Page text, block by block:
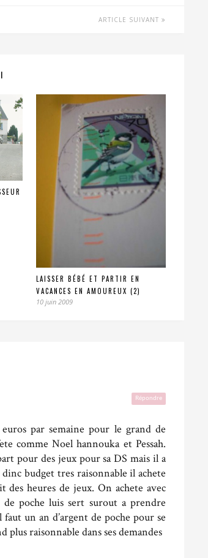
ARTICLE SUIVANT
LAISSER BÉBÉ ET PARTIR EN
VACANCES EN AMOUREUX (2)
10 juin 2009
Répondre
par semaine pour le grand de
comme Noel hannouka et Pessah.
pour des jeux pour sa DS mais il a
budget tres raisonnable il achete
des heures de jeux. On achete avec
poche luis sert surout a prendre
un an d’argent de poche pour se
raisonnable dans ses demandes